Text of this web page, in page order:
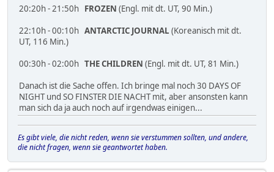
20:20h - 21:50h FROZEN (Engl. mit dt. UT, 90 Min.)
22:10h - 00:10h ANTARCTIC JOURNAL (Koreanisch mit dt.
UT, 116 Min.)
00:30h - 02:00h THE CHILDREN (Engl. mit dt. UT, 81 Min.)
Danach ist die Sache offen. Ich bringe mal noch 30 DAYS OF
NIGHT und SO FINSTER DIE NACHT mit, aber ansonsten kann
man sich da ja auch noch auf irgendwas einigen...
Es gibt viele, die nicht reden, wenn sie verstummen sollten, und andere,
die nicht fragen, wenn sie geantwortet haben.